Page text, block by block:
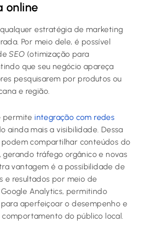
online
estratégia de marketing
Por meio dele, é possível
SEO (otimização para
que seu negócio apareça
pesquisarem por produtos ou
e região.
permite integração com redes
ainda mais a visibilidade. Dessa
podem compartilhar conteúdos do
gerando tráfego orgânico e novas
vantagem é a possibilidade de
e resultados por meio de
Analytics, permitindo
aperfeiçoar o desempenho e
do público local.